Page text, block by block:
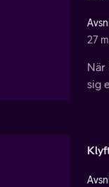
27
När
sig